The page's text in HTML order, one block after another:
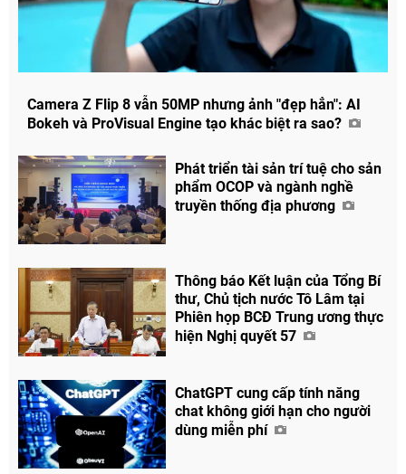
Camera Z Flip 8 vẫn 50MP nhưng ảnh "đẹp hẳn": AI
Bokeh và ProVisual Engine tạo khác biệt ra sao?
Phát triển tài sản trí tuệ cho sản
phẩm OCOP và ngành nghề
truyền thống địa phương
Thông báo Kết luận của Tổng Bí
thư, Chủ tịch nước Tô Lâm tại
Phiên họp BCĐ Trung ương thực
hiện Nghị quyết 57
ChatGPT cung cấp tính năng
chat không giới hạn cho người
dùng miễn phí